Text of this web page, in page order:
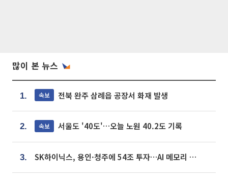
많이 본 뉴스
1. 속보 전북 완주 삼례읍 공장서 화재 발생
2. 속보 서울도 '40도'…오늘 노원 40.2도 기록
3. SK하이닉스, 용인·청주에 54조 투자…AI 메모리 생산기지 키운다